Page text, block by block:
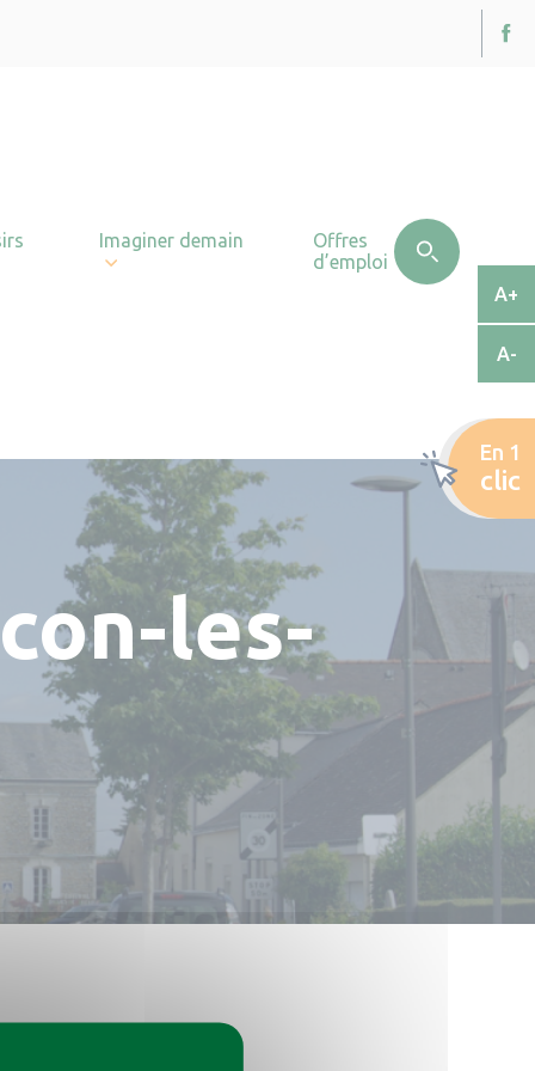
Imaginer demain
Offres
d’emploi
les-
A+
A-
En 1
clic